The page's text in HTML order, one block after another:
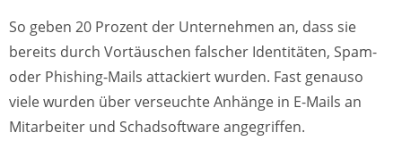
So geben 20 Prozent der Unternehmen an, dass sie
bereits durch Vortäuschen falscher Identitäten, Spam-
oder Phishing-Mails attackiert wurden. Fast genauso
viele wurden über verseuchte Anhänge in E-Mails an
Mitarbeiter und Schadsoftware angegriffen.